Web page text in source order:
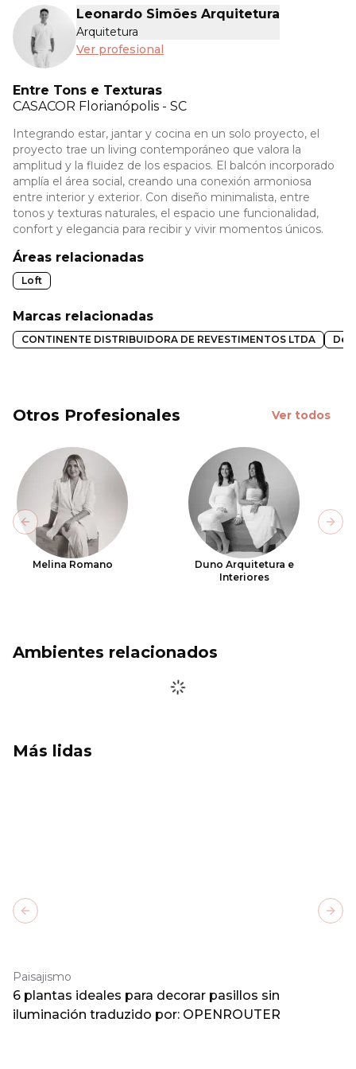
Leonardo Simões Arquitetura
Arquitetura
Ver profesional
Entre Tons e Texturas
CASACOR Florianópolis - SC
Integrando estar, jantar y cocina en un solo proyecto, el
proyecto trae un living contemporáneo que valora la
amplitud y la fluidez de los espacios. El balcón incorporado
amplía el área social, creando una conexión armoniosa
entre interior y exterior. Con diseño minimalista, entre
tonos y texturas naturales, el espacio une funcionalidad,
confort y elegancia para recibir y vivir momentos únicos.
Áreas relacionadas
Loft
Marcas relacionadas
CONTINENTE DISTRIBUIDORA DE REVESTIMENTOS LTDA
Otros Profesionales Ver todos
Melina Romano
Duno Arquitetura e
Interiores
Previous slide
Ambientes relacionados
Más lidas
Paisajismo
6 plantas ideales para decorar pasillos sin
iluminación traduzido por: OPENROUTER
Previous slide